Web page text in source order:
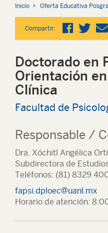
Inicio Oferta Educativa
Compartir:
Doctorado en
Orientación
Clínica
Facultad de
Responsable /
Dra. Xóchitl Angélica
Subdirectora de
Teléfonos: (81) 8329
fapsi.dploec@uanl.mx
Horario de atención: